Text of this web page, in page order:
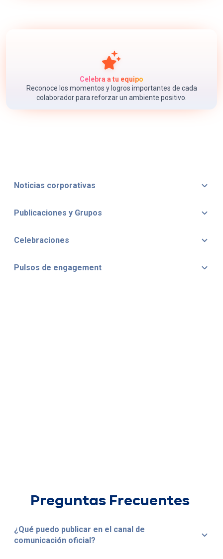
Celebra a tu equipo
Reconoce los momentos y logros importantes de cada
colaborador para reforzar un ambiente positivo.
Noticias corporativas
Publicaciones y Grupos
Celebraciones
Pulsos de engagement
Preguntas Frecuentes
¿Qué puedo publicar en el canal de
comunicación oficial?